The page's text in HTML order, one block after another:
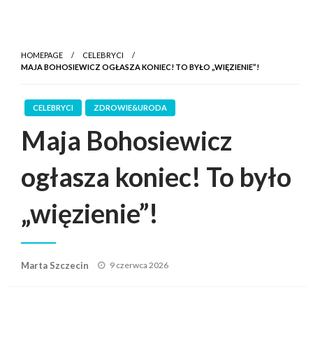
HOMEPAGE
CELEBRYCI
MAJA BOHOSIEWICZ OGŁASZA KONIEC! TO BYŁO „WIĘZIENIE”!
CELEBRYCI ZDROWIE&URODA
Maja Bohosiewicz
ogłasza koniec! To było
„więzienie”!
Marta Szczecin
Posted
9 czerwca 2026